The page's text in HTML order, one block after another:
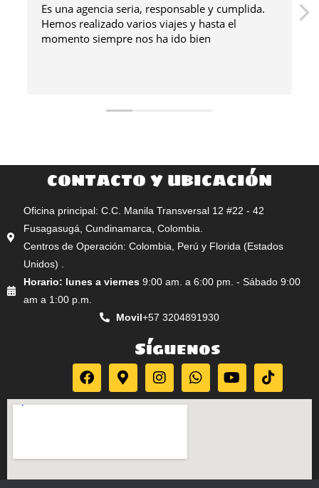
Es una agencia seria, responsable y cumplida.
Hemos realizado varios viajes y hasta el
momento siempre nos ha ido bien
CONTACTO Y UBICACIÓN
Oficina principal: C.C. Manila Transversal 12 #22 - 42
Fusagasugá, Cundinamarca, Colombia.
Centros de Operación: Colombia, Perú y Florida (Estados
Unidos) .
Horario: lunes a viernes 9:00 am. a 6:00 pm. - Sábado 9:00
am a 1:00 p.m.
Movil+57 3204891930
Síguenos